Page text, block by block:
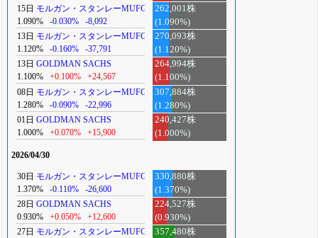
15日 モルガン・スタンレーMUFG
1.090%
-0.030% -8,092
262,001株
(1.090%)
13日 モルガン・スタンレーMUFG
1.120%
-0.160% -37,791
270,093株
(1.120%)
13日 GOLDMAN SACHS
1.100%
+0.100% +24,567
264,994株
(1.100%)
08日 モルガン・スタンレーMUFG
1.280%
-0.090% -22,996
307,884株
(1.280%)
01日 GOLDMAN SACHS
1.000%
+0.070% +15,900
240,427株
(1.000%)
2026/04/30
30日 モルガン・スタンレーMUFG
1.370%
-0.110% -26,600
330,880株
(1.370%)
28日 GOLDMAN SACHS
0.930%
+0.050% +12,600
224,527株
(0.930%)
27日 モルガン・スタンレーMUFG
357,480株